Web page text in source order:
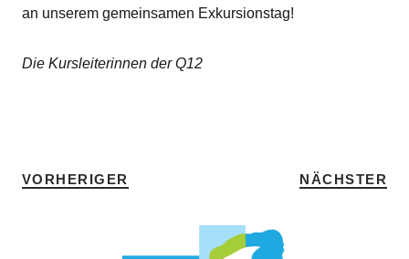
an unserem gemeinsamen Exkursionstag!
Die Kursleiterinnen der Q12
VORHERIGER NÄCHSTER